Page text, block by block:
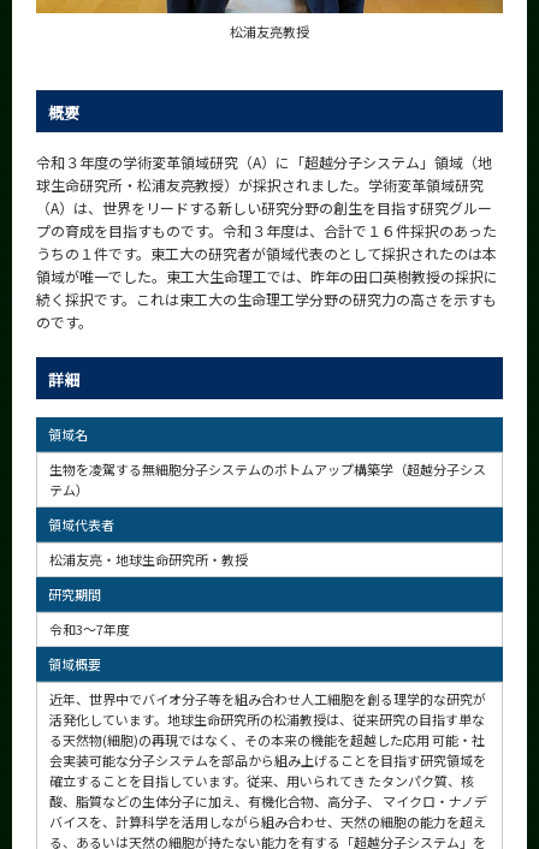
松浦友亮教授
概要
令和３年度の学術変革領域研究（A）に「超越分子システム」領域（地
球生命研究所・松浦友亮教授）が採択されました。学術変革領域研究
（A）は、世界をリードする新しい研究分野の創生を目指す研究グルー
プの育成を目指すものです。令和３年度は、合計で１６件採択のあった
うちの１件です。東工大の研究者が領域代表のとして採択されたのは本
領域が唯一でした。東工大生命理工では、昨年の田口英樹教授の採択に
続く採択です。これは東工大の生命理工学分野の研究力の高さを示すも
のです。
詳細
領域名
生物を凌駕する無細胞分子システムのボトムアップ構築学（超越分子シス
テム）
領域代表者
松浦友亮・地球生命研究所・教授
研究期間
令和3～7年度
領域概要
近年、世界中でバイオ分子等を組み合わせ人工細胞を創る理学的な研究が
活発化しています。地球生命研究所の松浦教授は、従来研究の目指す単な
る天然物(細胞)の再現ではなく、その本来の機能を超越した応用 可能・社
会実装可能な分子システムを部品から組み上げることを目指す研究領域を
確立することを目指しています。従来、用いられてき たタンパク質、核
酸、脂質などの生体分子に加え、有機化合物、高分子、 マイクロ・ナノデ
バイスを、計算科学を活用しながら組み合わせ、天然の細胞の能力を超え
る、あるいは天然の細胞が持たない能力を有する「超越分子システム」を
サイト構成
学内向け情報
系詳細情報